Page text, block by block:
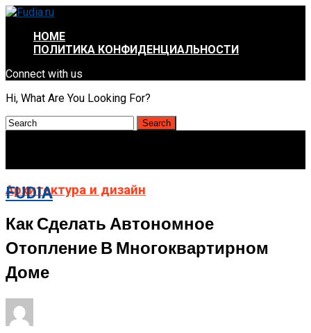
HOME
ПОЛИТИКА КОНФИДЕНЦИАЛЬНОСТИ
Connect with us
Hi, What Are You Looking For?
FUDIA
Архитектура и дизайн
Как Сделать Автономное
Отопление В Многоквартирном
Доме